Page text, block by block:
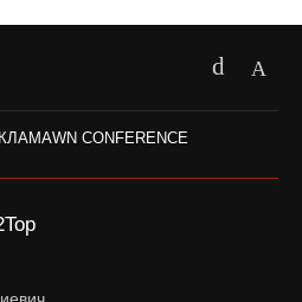
WN CONFERENCE